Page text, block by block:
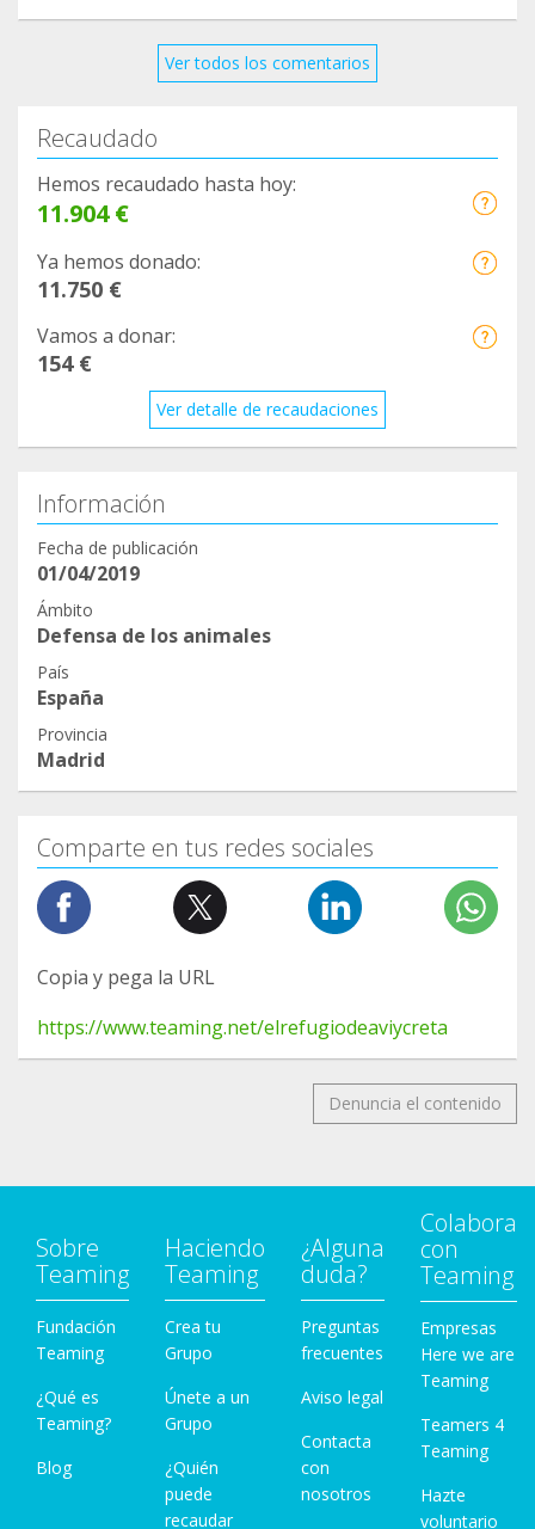
Ver todos los comentarios
Recaudado
Hemos recaudado hasta hoy:
11.904 €
Ya hemos donado:
11.750 €
Vamos a donar:
154 €
Ver detalle de recaudaciones
Información
Fecha de publicación
01/04/2019
Ámbito
Defensa de los animales
País
España
Provincia
Madrid
Comparte en tus redes sociales
Copia y pega la URL
https://www.teaming.net/elrefugiodeaviycreta
Denuncia el contenido
Sobre
Teaming
Fundación
Teaming
¿Qué es
Teaming?
Blog
Haciendo
Teaming
Crea tu
Grupo
Únete a un
Grupo
¿Quién
puede
recaudar
¿Alguna
duda?
Preguntas
frecuentes
Aviso legal
Contacta
con
nosotros
Colabora
con
Teaming
Empresas
Here we are
Teaming
Teamers 4
Teaming
Hazte
voluntario